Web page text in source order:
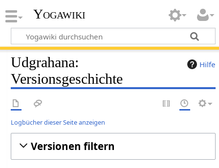
Yogawiki
Hilfe
Udgrahana:
Versionsgeschichte
Logbücher dieser Seite anzeigen
Versionen filtern